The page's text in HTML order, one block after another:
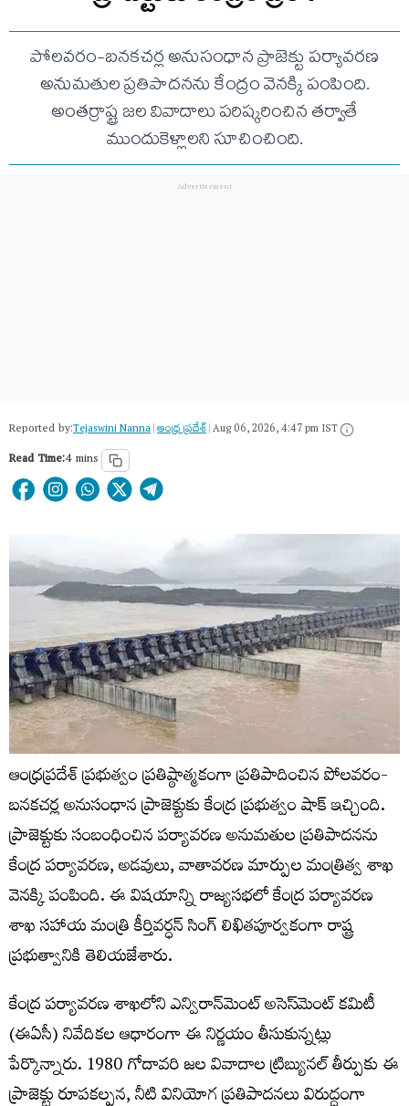
పోలవరం-బనకచర్ల అనుసంధాన ప్రాజెక్టు పర్యావరణ
అనుమతుల ప్రతిపాదనను కేంద్రం వెనక్కి పంపింది.
అంతర్రాష్ట్ర జల వివాదాలు పరిష్కరించిన తర్వాతే
ముందుకెళ్లాలని సూచించింది.
Reported by:Tejaswini Nanna|ఆంధ్ర ప్రదేశ్|Aug 06, 2026, 4:47 pm IST
Read Time:4 mins
ఆంధ్రప్రదేశ్ ప్రభుత్వం ప్రతిష్ఠాత్మకంగా ప్రతిపాదించిన పోలవరం-
బనకచర్ల అనుసంధాన ప్రాజెక్టుకు కేంద్ర ప్రభుత్వం షాక్ ఇచ్చింది.
ప్రాజెక్టుకు సంబంధించిన పర్యావరణ అనుమతుల ప్రతిపాదనను
కేంద్ర పర్యావరణ, అడవులు, వాతావరణ మార్పుల మంత్రిత్వ శాఖ
వెనక్కి పంపింది. ఈ విషయాన్ని రాజ్యసభలో కేంద్ర పర్యావరణ
శాఖ సహాయ మంత్రి కీర్తివర్ధన్ సింగ్ లిఖితపూర్వకంగా రాష్ట్ర
ప్రభుత్వానికి తెలియజేశారు.
కేంద్ర పర్యావరణ శాఖలోని ఎన్విరాన్‌మెంట్ అసెస్‌మెంట్ కమిటీ
(ఈఏసీ) నివేదికల ఆధారంగా ఈ నిర్ణయం తీసుకున్నట్లు
పేర్కొన్నారు. 1980 గోదావరి జల వివాదాల ట్రిబ్యునల్ తీర్పుకు ఈ
ప్రాజెక్టు రూపకల్పన, నీటి వినియోగ ప్రతిపాదనలు విరుద్ధంగా